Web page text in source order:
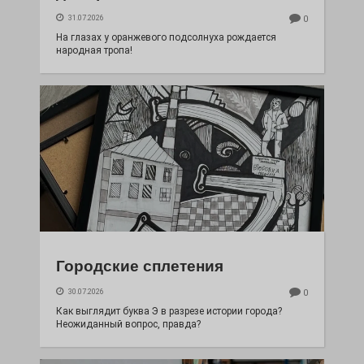
31.07.2026 0
На глазах у оранжевого подсолнуха рождается
народная тропа!
Городские сплетения
30.07.2026 0
Как выглядит буква Э в разрезе истории города?
Неожиданный вопрос, правда?